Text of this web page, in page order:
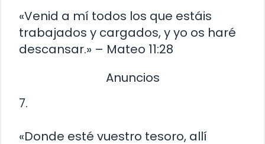
«Venid a mí todos los que estáis
trabajados y cargados, y yo os haré
descansar.» – Mateo 11:28
Anuncios
7.
«Donde esté vuestro tesoro, allí